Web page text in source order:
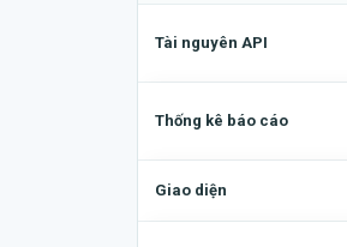
Tài nguyên API
Thống kê báo cáo
Giao diện